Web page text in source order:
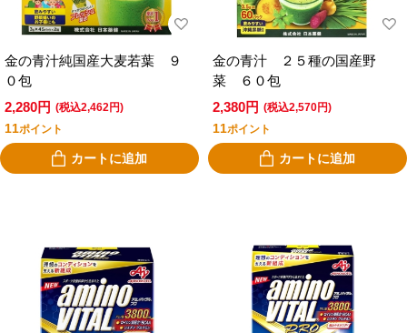
金の青汁純国産大麦若葉 ９
０包
2,280円 (税込2,462円)
11ポイント
カートに追加
金の青汁 ２５種の国産野
菜 ６０包
2,380円 (税込2,570円)
11ポイント
カートに追加